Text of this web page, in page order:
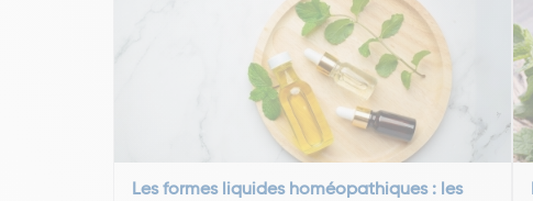
Les formes liquides homéopathiques : les